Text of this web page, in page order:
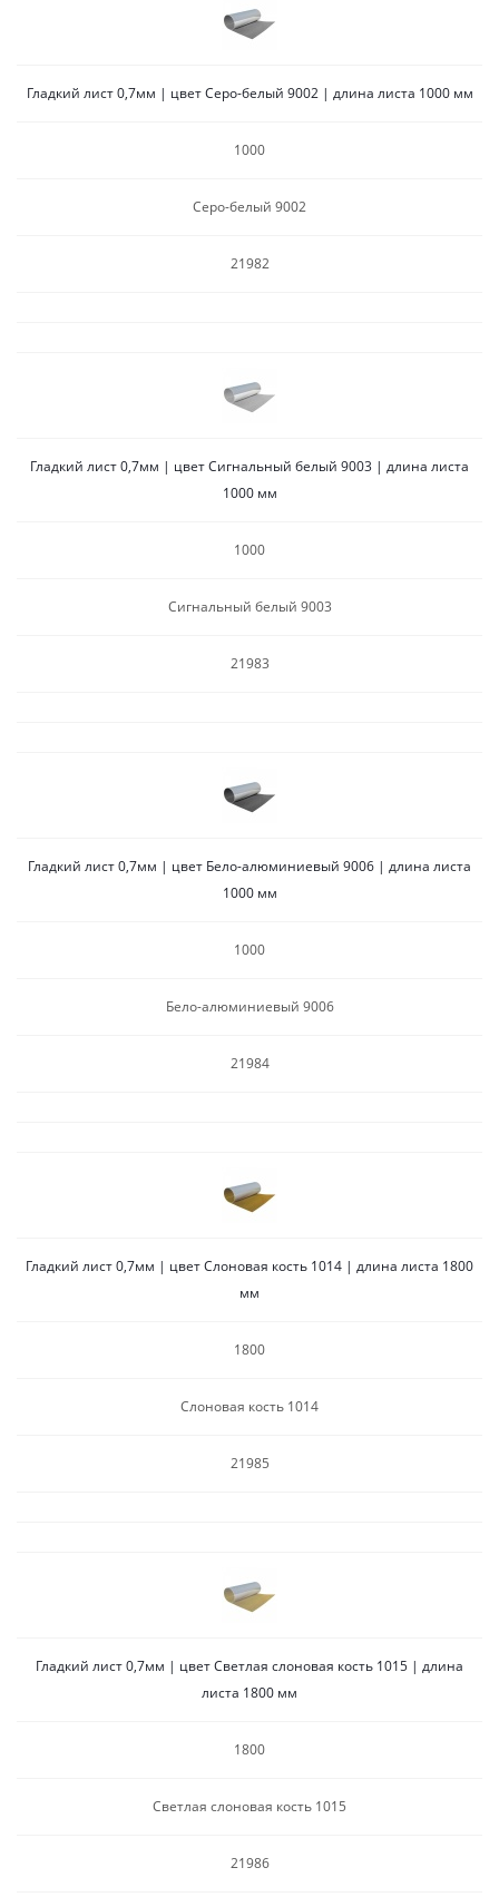
Гладкий лист 0,7мм | цвет Серо-белый 9002 | длина листа 1000 мм
1000
Серо-белый 9002
21982
Гладкий лист 0,7мм | цвет Сигнальный белый 9003 | длина листа
1000 мм
1000
Сигнальный белый 9003
21983
Гладкий лист 0,7мм | цвет Бело-алюминиевый 9006 | длина листа
1000 мм
1000
Бело-алюминиевый 9006
21984
Гладкий лист 0,7мм | цвет Слоновая кость 1014 | длина листа 1800
мм
1800
Слоновая кость 1014
21985
Гладкий лист 0,7мм | цвет Светлая слоновая кость 1015 | длина
листа 1800 мм
1800
Светлая слоновая кость 1015
21986